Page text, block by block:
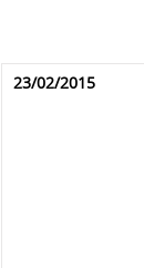
23/02/2015